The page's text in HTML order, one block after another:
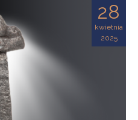
28
kwietnia
2025